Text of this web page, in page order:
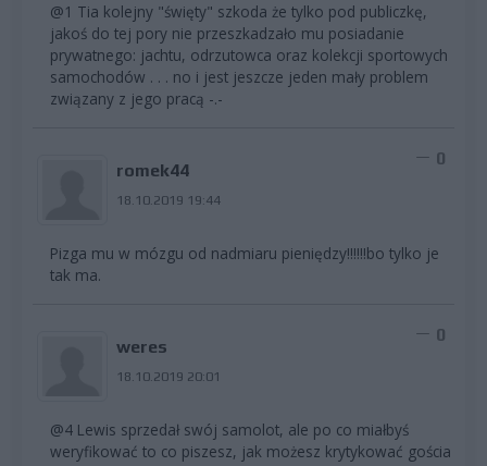
@1 Tia kolejny "święty" szkoda że tylko pod publiczkę,
jakoś do tej pory nie przeszkadzało mu posiadanie
prywatnego: jachtu, odrzutowca oraz kolekcji sportowych
samochodów . . . no i jest jeszcze jeden mały problem
związany z jego pracą -.-
romek44
18.10.2019 19:44
0
Pizga mu w mózgu od nadmiaru pieniędzy!!!!!!bo tylko je
tak ma.
weres
18.10.2019 20:01
0
@4 Lewis sprzedał swój samolot, ale po co miałbyś
weryfikować to co piszesz, jak możesz krytykować gościa